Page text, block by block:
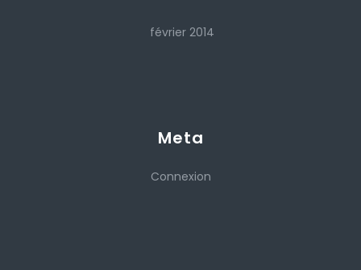
février 2014
Meta
Connexion